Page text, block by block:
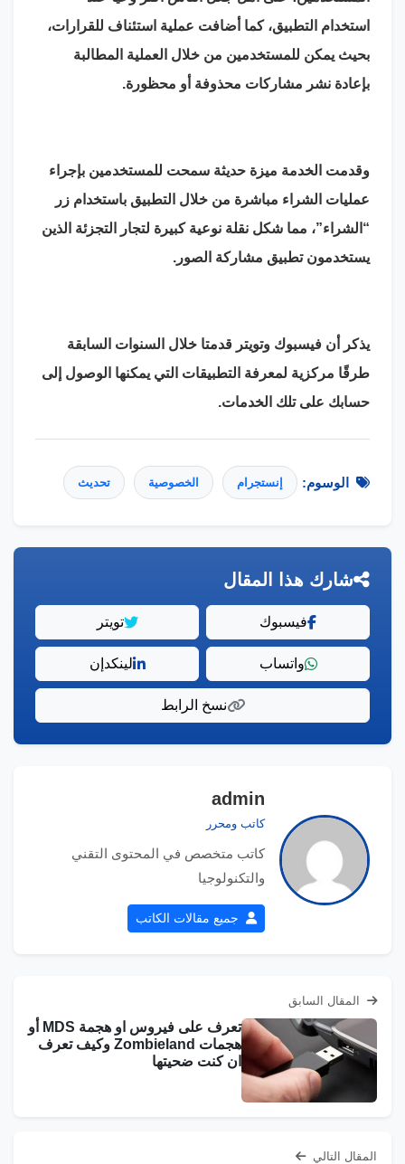
استخدام التطبيق، كما أضافت عملية استئناف للقرارات،
بحيث يمكن للمستخدمين من خلال العملية المطالبة
بإعادة نشر مشاركات محذوفة أو محظورة.
وقدمت الخدمة ميزة حديثة سمحت للمستخدمين بإجراء
عمليات الشراء مباشرة من خلال التطبيق باستخدام زر
“الشراء”، مما شكل نقلة نوعية كبيرة لتجار التجزئة الذين
يستخدمون تطبيق مشاركة الصور.
يذكر أن فيسبوك وتويتر قدمتا خلال السنوات السابقة
طرقًا مركزية لمعرفة التطبيقات التي يمكنها الوصول إلى
حسابك على تلك الخدمات.
الوسوم: إنستجرام الخصوصية تحديث
شارك هذا المقال
فيسبوك تويتر
واتساب لينكدإن
نسخ الرابط
admin
كاتب ومحرر
كاتب متخصص في المحتوى التقني
والتكنولوجيا
جميع مقالات الكاتب
المقال السابق
تعرف على فيروس او هجمة MDS أو
هجمات Zombieland وكيف تعرف
ان كنت ضحيتها
المقال التالي